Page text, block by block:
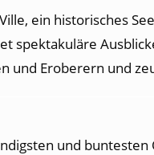
ein historisches
spektakuläre
und Eroberern und
und